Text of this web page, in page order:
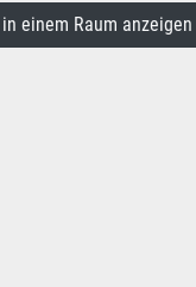
einem Raum anzeigen